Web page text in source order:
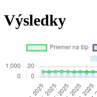
Výsledky